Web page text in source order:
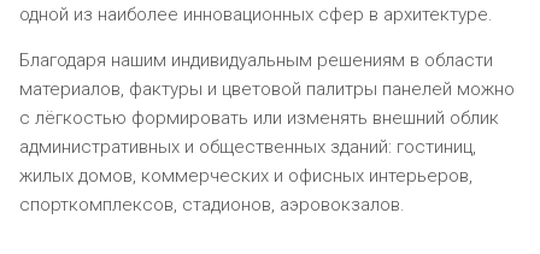
одной из наиболее инновационных сфер в архитектуре.
Благодаря нашим индивидуальным решениям в области
материалов, фактуры и цветовой палитры панелей можно
с лёгкостью формировать или изменять внешний облик
административных и общественных зданий: гостиниц,
жилых домов, коммерческих и офисных интерьеров,
спорткомплексов, стадионов, аэровокзалов.